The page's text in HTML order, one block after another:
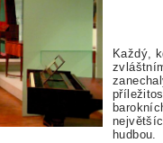
Každý,
hudbou.